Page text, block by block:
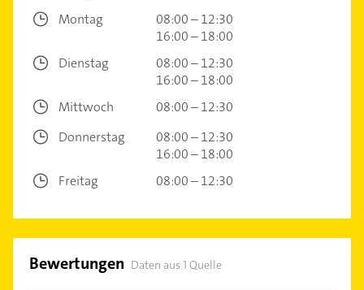
Montag
08:00 – 12:30
16:00 – 18:00
Dienstag
08:00 – 12:30
16:00 – 18:00
Mittwoch
08:00 – 12:30
Donnerstag
08:00 – 12:30
16:00 – 18:00
Freitag
08:00 – 12:30
Bewertungen Daten aus 1 Quelle